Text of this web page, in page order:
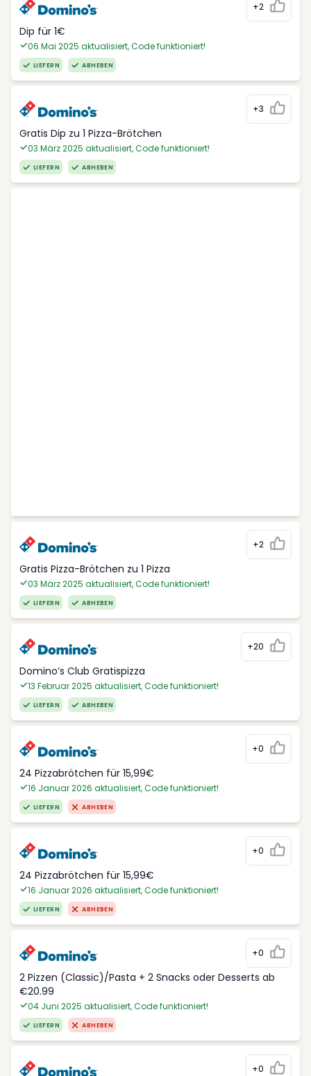
+2
Dip für 1€
06 Mai 2025 aktualisiert, Code funktioniert!
LIEFERN ABHEBEN
+3
Gratis Dip zu 1 Pizza-Brötchen
03 März 2025 aktualisiert, Code funktioniert!
LIEFERN ABHEBEN
+2
Gratis Pizza-Brötchen zu 1 Pizza
03 März 2025 aktualisiert, Code funktioniert!
LIEFERN ABHEBEN
+20
Domino’s Club Gratispizza
13 Februar 2025 aktualisiert, Code funktioniert!
LIEFERN ABHEBEN
+0
24 Pizzabrötchen für 15,99€
16 Januar 2026 aktualisiert, Code funktioniert!
LIEFERN ABHEBEN
+0
24 Pizzabrötchen für 15,99€
16 Januar 2026 aktualisiert, Code funktioniert!
LIEFERN ABHEBEN
+0
2 Pizzen (Classic)/Pasta + 2 Snacks oder Desserts ab
€20.99
04 Juni 2025 aktualisiert, Code funktioniert!
LIEFERN ABHEBEN
+0